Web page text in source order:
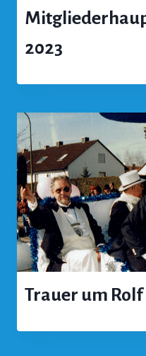
2023
Trauer um